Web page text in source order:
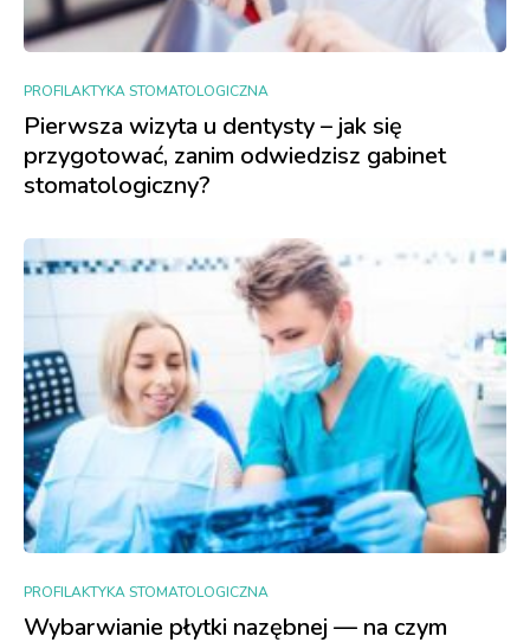
PROFILAKTYKA STOMATOLOGICZNA
Pierwsza wizyta u dentysty – jak się
przygotować, zanim odwiedzisz gabinet
stomatologiczny?
PROFILAKTYKA STOMATOLOGICZNA
Wybarwianie płytki nazębnej — na czym